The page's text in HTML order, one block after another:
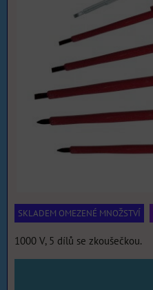
SKLADEM OMEZENÉ MNOŽSTVÍ
1000 V, 5 dílů se zkoušečkou.